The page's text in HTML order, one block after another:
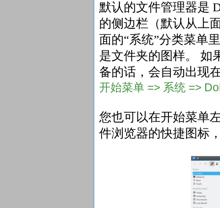
默认的文件管理器是
的侧边栏（默认从上
面的“系统”分类菜单
是文件夹的图样。 如
备的话，会自动出现
开始菜单 => 系统 =>
您也可以在开始菜单
件浏览器的快捷图标